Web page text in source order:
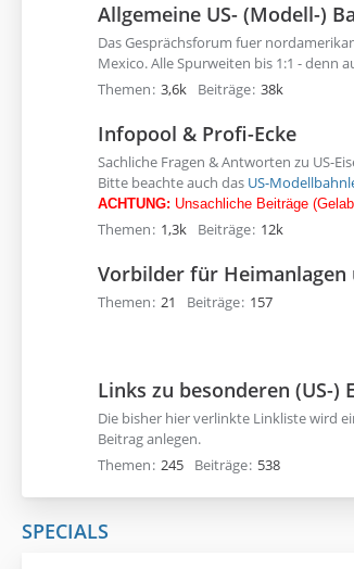
Allgemeine US- (Modell-)
Das Gesprächsforum fuer
Mexico. Alle Spurweiten bis 1:1 - denn
Themen 3,6k Beiträge 38k
Infopool & Profi-Ecke
Sachliche Fragen & Antworten zu US-
Bitte beachte auch das US-
ACHTUNG: Unsachliche Beiträge
Themen 1,3k Beiträge 12k
Vorbilder für Heimanlagen
Themen 21 Beiträge 157
Links zu besonderen (US-)
Die bisher hier verlinkte Linkliste wird
Beitrag anlegen.
Themen 245 Beiträge 538
SPECIALS